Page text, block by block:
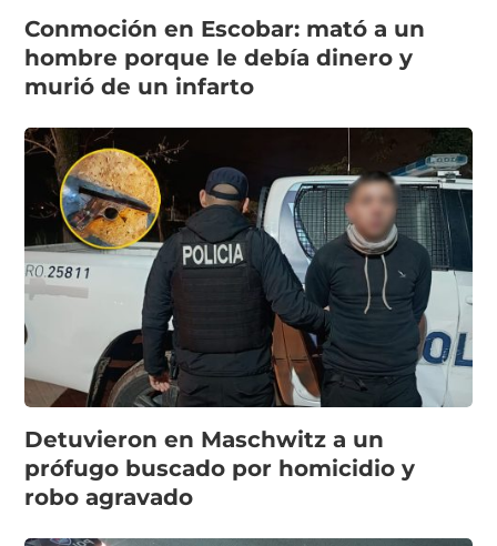
Conmoción en Escobar: mató a un
hombre porque le debía dinero y
murió de un infarto
Detuvieron en Maschwitz a un
prófugo buscado por homicidio y
robo agravado